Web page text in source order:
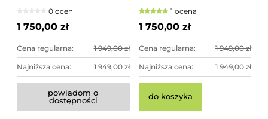
- imponująca dekoracja
ogrodowa
0 ocen
1 750,00 zł
Cena regularna: 1 949,00 zł
Najniższa cena: 1 949,00 zł
powiadom o
dostępności
imponująca dekoracja
ogrodowa
1 ocena
1 750,00 zł
Cena regularna: 1 949,00 zł
Najniższa cena: 1 949,00 zł
do koszyka